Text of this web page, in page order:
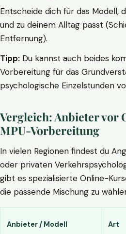
Entscheide dich für das Modell,
und zu deinem Alltag passt
Entfernung).
Tipp: Du kannst auch beides
Vorbereitung für das
psychologische Einzelstunden
Vergleich: Anbieter vor
MPU-Vorbereitung
In vielen Regionen findest du
oder privaten
gibt es spezialisierte Online-
die passende Mischung zu
Anbieter / Modell Art